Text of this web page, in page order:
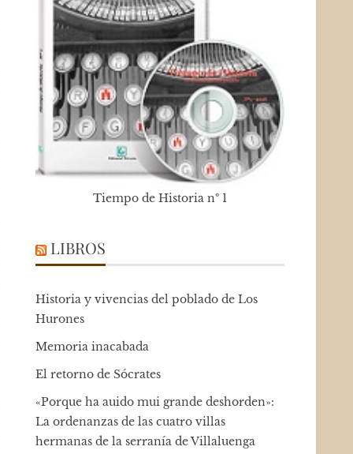
Tiempo de Historia nº 1
LIBROS
Historia y vivencias del poblado de Los
Hurones
Memoria inacabada
El retorno de Sócrates
«Porque ha auido mui grande deshorden»:
La ordenanzas de las cuatro villas
hermanas de la serranía de Villaluenga